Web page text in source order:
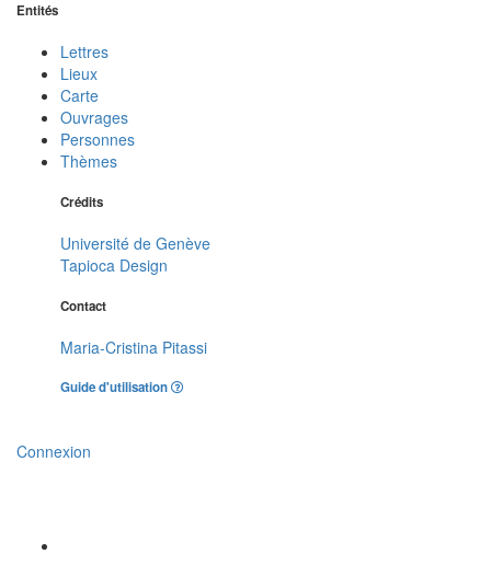
Entités
Lettres
Lieux
Carte
Ouvrages
Personnes
Thèmes
Crédits
Université de Genève
Tapioca Design
Contact
Maria-Cristina Pitassi
Guide d'utilisation
Connexion